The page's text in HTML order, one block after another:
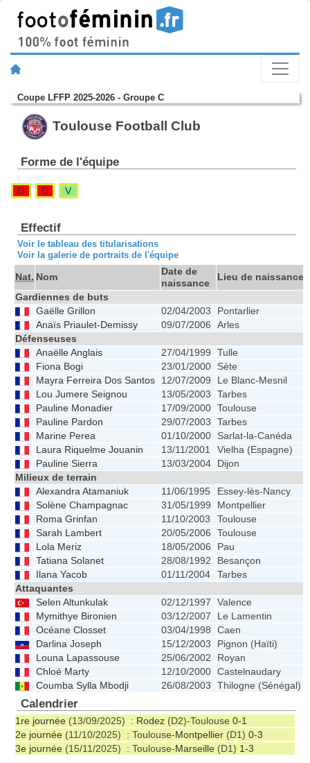
Coupe LFFP 2025-2026 - Groupe C
Toulouse Football Club
Forme de l'équipe
D D V
Effectif
Voir le tableau des titularisations
Voir la galerie de portraits de l'équipe
Nat. Nom
Date de
naissance
Lieu de naissance
Gardiennes de buts
Gaëlle Grillon
02/04/2003
Pontarlier
Anaïs Priaulet-Demissy
09/07/2006 Arles
Défenseuses
Anaëlle Anglais
27/04/1999 Tulle
Fiona Bogi
23/01/2000 Sète
Mayra Ferreira Dos Santos
12/07/2009
Le Blanc-Mesnil
Lou Jumere Seignou
13/05/2003
Tarbes
Pauline Monadier
17/09/2000 Toulouse
Pauline Pardon
29/07/2003
Tarbes
Marine Perea
01/10/2000 Sarlat-la-Canéda
Laura Riquelme Jouanin
13/11/2001
Vielha (Espagne)
Pauline Sierra
13/03/2004
Dijon
Milieux de terrain
Alexandra Atamaniuk
11/06/1995 Essey-lès-Nancy
Solène Champagnac
31/05/1999 Montpellier
Roma Grinfan
11/10/2003
Toulouse
Sarah Lambert
20/05/2006
Toulouse
Lola Meriz
18/05/2006
Pau
Tatiana Solanet
28/08/1992
Besançon
Ilana Yacob
01/11/2004
Tarbes
Attaquantes
Selen Altunkulak
02/12/1997 Valence
Mymithye Bironien
03/12/2007
Le Lamentin
Océane Closset
03/04/1998 Caen
Darlina Joseph
15/12/2003 Pignon (Haïti)
Louna Lapassouse
25/06/2002
Royan
Chloé Marty
12/10/2000 Castelnaudary
Coumba Sylla Mbodji
26/08/2003 Thilogne (Sénégal)
Calendrier
1re journée (13/09/2025) : Rodez (D2)-Toulouse 0-1
2e journée (11/10/2025) : Toulouse-Montpellier (D1) 0-3
3e journée (15/11/2025) : Toulouse-Marseille (D1) 1-3